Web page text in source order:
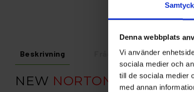
Denna webbplats
Vi använder
sociala medier och
till de sociala medier
med annan
Beskrivning Fråga om produkt
NEW NORTON A293